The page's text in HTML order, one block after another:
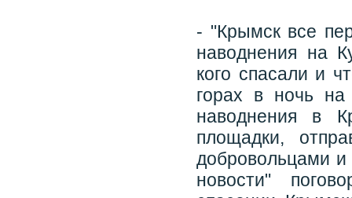
- "Крымск все
наводнения на
кого спасали и
горах в ночь
наводнения в
площадки,
добровольцами
новости"